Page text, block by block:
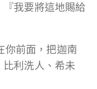
我要將這地賜給
你前面，把迦南
利洗人、希未